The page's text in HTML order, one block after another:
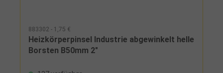
883302 - 1,75 €
Heizkörperpinsel Industrie abgewinkelt helle
Borsten B50mm 2"